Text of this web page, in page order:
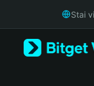
Русский
Stai